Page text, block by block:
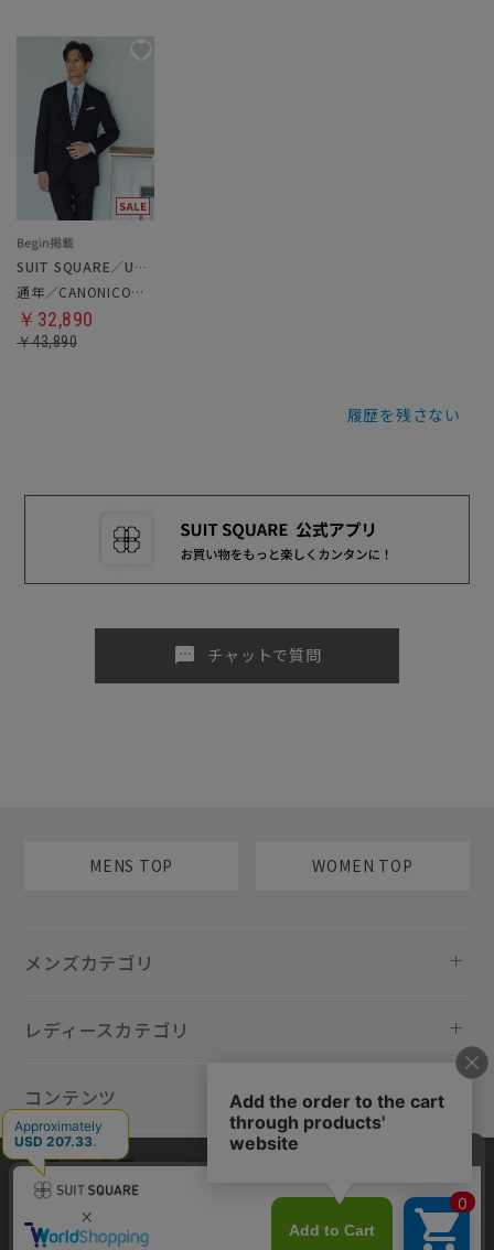
SUIT SQUARE／UNIVERSAL LANGUAGE
通年／CANONICO／スーツ
￥32,890
￥43,890
履歴を残さない
sms チャットで質問
MENS TOP WOMEN TOP
メンズカテゴリ
レディースカテゴリ
コンテンツ
規約・ヘルプ
当サイトでは利用体験の向上およびコンテンツの最適な提供、トラフィ
ックの分析を目的としてCookieを使用しています。サイトの閲覧を継続
された場合、Cookieの利用に同意したものといたします。詳細について